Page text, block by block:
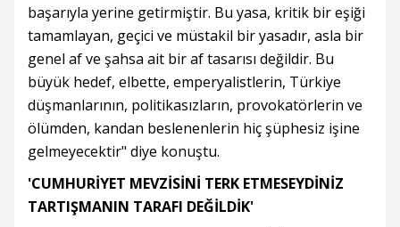
başarıyla yerine getirmiştir. Bu yasa, kritik bir eşiği
tamamlayan, geçici ve müstakil bir yasadır, asla bir
genel af ve şahsa ait bir af tasarısı değildir. Bu
büyük hedef, elbette, emperyalistlerin, Türkiye
düşmanlarının, politikasızların, provokatörlerin ve
ölümden, kandan beslenenlerin hiç şüphesiz işine
gelmeyecektir" diye konuştu.
'CUMHURİYET MEVZİSİNİ TERK ETMESEYDİNİZ
TARTIŞMANIN TARAFI DEĞİLDİK'